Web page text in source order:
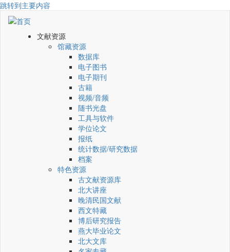
跳转到主要内容
文献资源
馆藏资源
数据库
电子图书
电子期刊
古籍
视频/音频
随书光盘
工具与软件
学位论文
报纸
统计数据/研究数据
档案
特色资源
古文献资源库
北大讲座
晚清民国文献
西文特藏
博后研究报告
燕大毕业论文
北大文库